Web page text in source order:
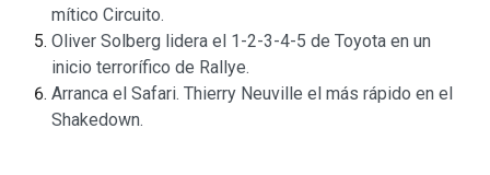
mítico Circuito.
Oliver Solberg lidera el 1-2-3-4-5 de Toyota en un
inicio terrorífico de Rallye.
Arranca el Safari. Thierry Neuville el más rápido en el
Shakedown.